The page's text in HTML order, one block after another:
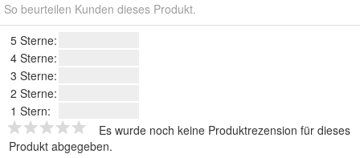
So beurteilen Kunden dieses Produkt.
5 Sterne:
4 Sterne:
3 Sterne:
2 Sterne:
1 Stern:
Es wurde noch keine Produktrezension für dieses
Produkt abgegeben.